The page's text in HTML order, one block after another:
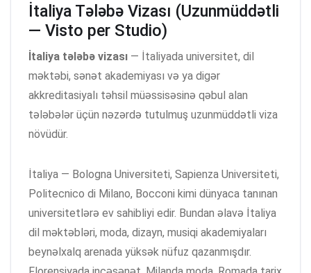
İtaliya Tələbə Vizası (Uzunmüddətli
— Visto per Studio)
İtaliya tələbə vizası — İtaliyada universitet, dil
məktəbi, sənət akademiyası və ya digər
akkreditasiyalı təhsil müəssisəsinə qəbul alan
tələbələr üçün nəzərdə tutulmuş uzunmüddətli viza
növüdür.
İtaliya — Bologna Universiteti, Sapienza Universiteti,
Politecnico di Milano, Bocconi kimi dünyaca tanınan
universitetlərə ev sahibliyi edir. Bundan əlavə İtaliya
dil məktəbləri, moda, dizayn, musiqi akademiyaları
beynəlxalq arenada yüksək nüfuz qazanmışdır.